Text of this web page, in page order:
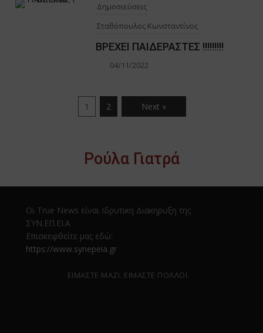
Δημοσιεύσεις
Σταθόπουλος Κωνσταντίνος
ΒΡΕΧΕΙ ΠΑΙΔΕΡΑΣΤΕΣ !!!!!!!!!
04/11/2022
1 2 Next »
Ρούλα Γιατρά
Οι True News είναι Ιδρυτικη Διακηρυξη της
ΣΥΝ.ΕΠ.ΕΙ.Α
Επισκεφθείτε μας εδώ:
https://www.synepeia.gr
ΕΙΜΑΣΤΕ ΜΑΖΙ. ΕΙΜΑΣΤΕ ΠΟΛΛΟΙ.